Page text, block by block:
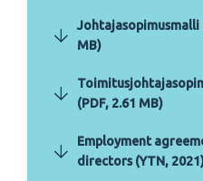
Johtajasopimusmalli
MB)
(PDF, 2.61 MB)
Employment
directors (YTN,